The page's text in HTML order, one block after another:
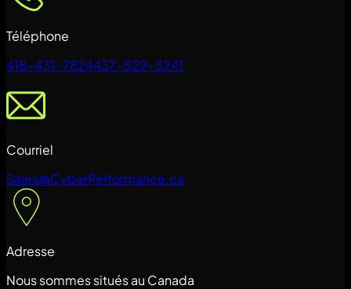
Téléphone
418-431-7824437-529-3241
Courriel
Sales@CyberPerformance.ca
Adresse
Nous sommes situés au Canada